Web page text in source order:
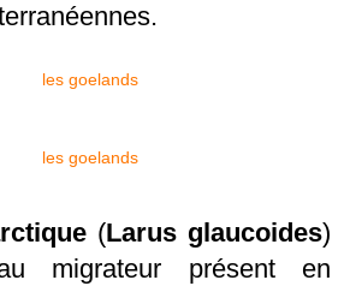
(Larus glaucoides)
migrateur présent en